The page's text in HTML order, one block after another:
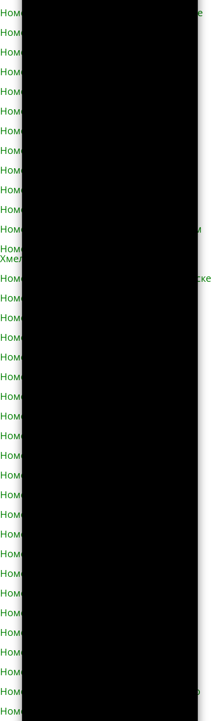
Номера телефонов такси в Новом Роздоле
Номера телефонов такси в Носовке
Номера телефонов такси в Обухове
Номера телефонов такси в Овидиополе
Номера телефонов такси в Овруче
Номера телефонов такси в Одессе
Номера телефонов такси в Олевске
Номера телефонов такси в Орехове
Номера телефонов такси в Очакове
Номера телефонов такси в Павлограде
Номера телефонов такси в Первомайске
Номера телефонов такси в Первомайском
Номера телефонов такси в Переяславе-
Хмельницком
Номера телефонов такси в Першотравенске
Номера телефонов такси в Пирятине
Номера телефонов такси в Подгородном
Номера телефонов такси в Подольске
Номера телефонов такси в Покрове
Номера телефонов такси в Пологах
Номера телефонов такси в Полонном
Номера телефонов такси в Полтаве
Номера телефонов такси в Прилуках
Номера телефонов такси в Путивле
Номера телефонов такси в Пятихатках
Номера телефонов такси в Раздельной
Номера телефонов такси в Ракитном
Номера телефонов такси в Рахове
Номера телефонов такси в Рени
Номера телефонов такси в Ровно
Номера телефонов такси в Ромнах
Номера телефонов такси в Самборе
Номера телефонов такси в Сарнах
Номера телефонов такси в Сваляве
Номера телефонов такси в Светловодске
Номера телефонов такси в Синельниково
Номера телефонов такси в Скадовске